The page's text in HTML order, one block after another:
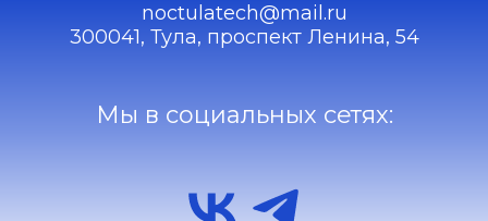
noctulatech@mail.ru
300041, Тула, проспект Ленина, 54
Мы в социальных сетях: